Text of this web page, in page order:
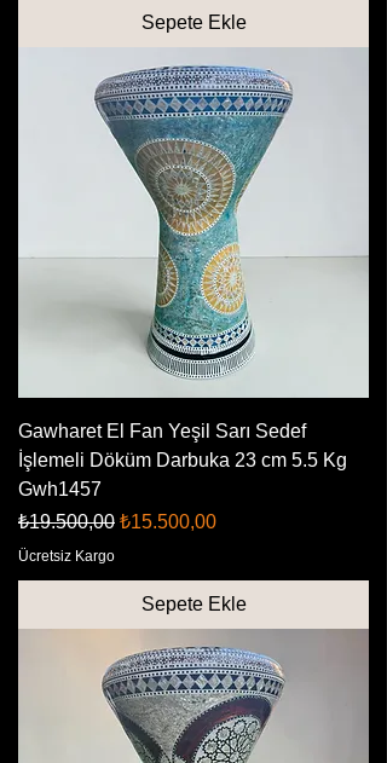
Sepete Ekle
Gawharet El Fan Yeşil Sarı Sedef
İşlemeli Döküm Darbuka 23 cm 5.5 Kg
Gwh1457
Normal Fiyat
₺19.500,00 İndirimli Fiyat
₺15.500,00
Ücretsiz Kargo
Sepete Ekle